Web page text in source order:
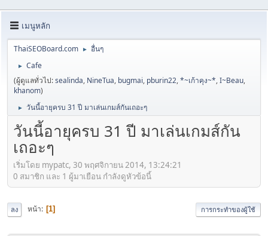
เมนูหลัก
ThaiSEOBoard.com ► อื่นๆ
►
Cafe
(ผู้ดูแลทั่วไป:sealinda, NineTua, bugmai, pburin22,*~เก้าคุง~*,I~Beau,
khanom)
► วันนี้อายุครบ 31 ปี มาเล่นเกมส์กันเถอะๆ
วันนี้อายุครบ 31 ปี มาเล่นเกมส์กัน
เถอะๆ
เริ่มโดย mypatc, 30 พฤศจิกายน 2014, 13:24:21
0 สมาชิก และ 1 ผู้มาเยือน กำลังดูหัวข้อนี้
ลง หน้า 1 การกระทำของผู้ใช้